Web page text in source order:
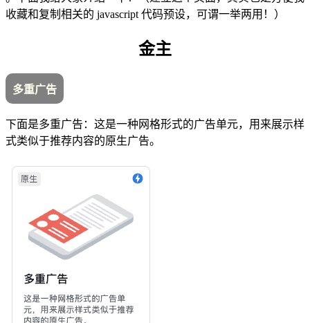
收藏和复制相关的 javascript 代码预设，可谓一举两用！）
金主
多重广告
下面是多重广告：这是一种网格形式的广告单元，用来展示样
式类似于推荐内容的原生广告。